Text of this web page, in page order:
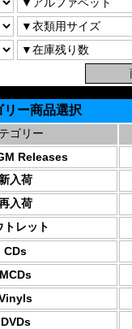
ー商品選択
ゴリー
Releases
新入荷
入荷
トレット
CDs
MCDs
DVDs